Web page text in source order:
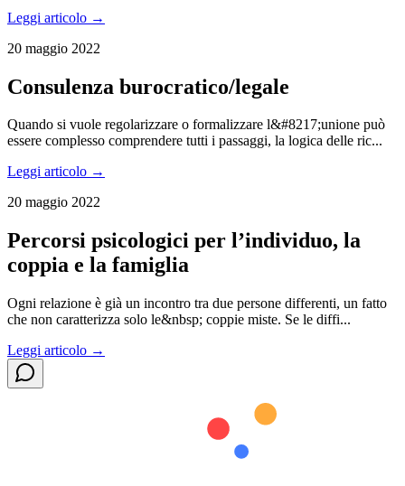
Leggi articolo →
20 maggio 2022
Consulenza burocratico/legale
Quando si vuole regolarizzare o formalizzare l&#8217;unione può
essere complesso comprendere tutti i passaggi, la logica delle ric...
Leggi articolo →
20 maggio 2022
Percorsi psicologici per l’individuo, la
coppia e la famiglia
Ogni relazione è già un incontro tra due persone differenti, un fatto
che non caratterizza solo le&nbsp; coppie miste. Se le diffi...
Leggi articolo →